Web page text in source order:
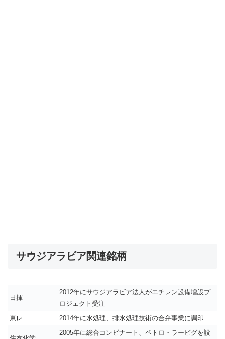
サウジアラビア関連銘柄
日揮
2012年にサウジアラビア法人がエチレン設備増設プ
ロジェクト受注
東レ
2014年に水処理、排水処理技術の合弁事業に調印
2005年に総合コンビナート、ペトロ・ラービグを設